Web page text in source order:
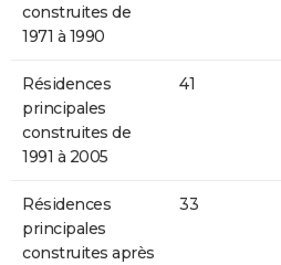
construites de
1971 à 1990
Résidences
principales
construites de
1991 à 2005
41
Résidences
principales
construites après
33